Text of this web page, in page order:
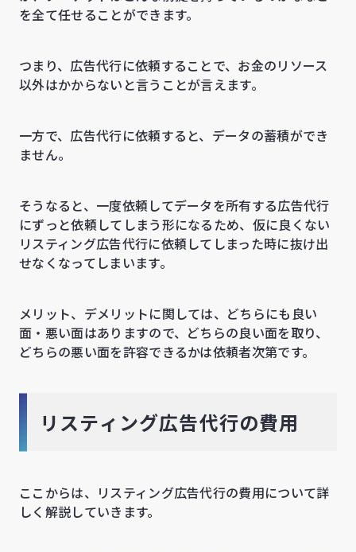
を全て任せることができます。
つまり、広告代行に依頼することで、お金のリソース
以外はかからないと言うことが言えます。
一方で、広告代行に依頼すると、データの蓄積ができ
ません。
そうなると、一度依頼してデータを所有する広告代行
にずっと依頼してしまう形になるため、仮に良くない
リスティング広告代行に依頼してしまった時に抜け出
せなくなってしまいます。
メリット、デメリットに関しては、どちらにも良い
面・悪い面はありますので、どちらの良い面を取り、
どちらの悪い面を許容できるかは依頼者次第です。
リスティング広告代行の費用
ここからは、リスティング広告代行の費用について詳
しく解説していきます。